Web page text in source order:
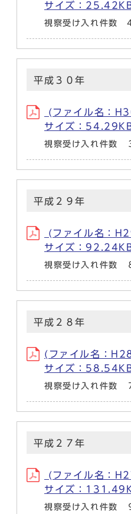
サイズ：
視察受け入れ件数
平成３０年
(ファイル名：
サイズ：
視察受け入れ件数
平成２９年
(ファイル名：
サイズ：
視察受け入れ件数
平成２８年
(ファイル名：
サイズ：
視察受け入れ件数
平成２７年
(ファイル名：
サイズ：
視察受け入れ件数